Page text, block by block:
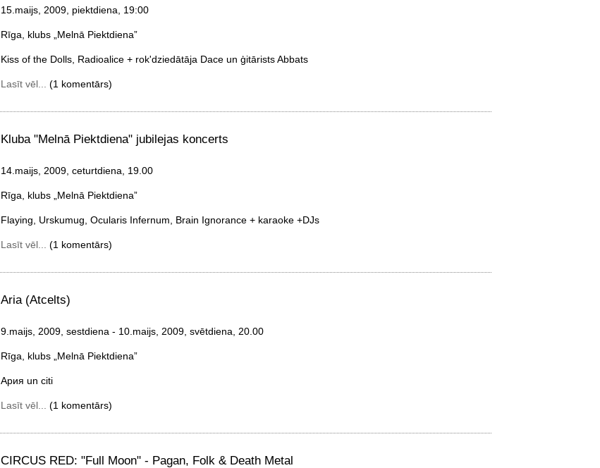
15.maijs, 2009, piektdiena, 19:00
Rīga, klubs „Melnā Piektdiena”
Kiss of the Dolls, Radioalice + rok'dziedātāja Dace un ģitārists Abbats
Lasīt vēl... (1 komentārs)
Kluba "Melnā Piektdiena" jubilejas koncerts
14.maijs, 2009, ceturtdiena , 19.00
Rīga, klubs „Melnā Piektdiena”
Flaying, Urskumug, Ocularis Infernum, Brain Ignorance + karaoke +DJs
Lasīt vēl... (1 komentārs)
Aria (Atcelts)
9.maijs, 2009, sestdiena - 10.maijs, 2009, svētdiena , 20.00
Rīga, klubs „Melnā Piektdiena”
Ария un citi
Lasīt vēl... (1 komentārs)
CIRCUS RED: "Full Moon" - Pagan, Folk & Death Metal